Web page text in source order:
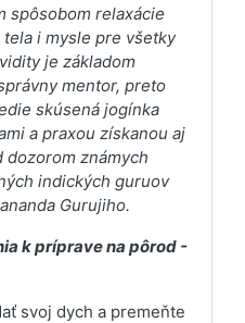
spôsobom relaxácie
i mysle pre všetky
je základom
mentor, preto
skúsená jogínka
a praxou získanou aj
dozorom známych
indických guruov
Gurujiho.
k príprave na pôrod -
svoj dych a premeňte